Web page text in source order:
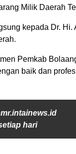
Milik Daerah
kepada Dr. Hi.
Pemkab
baik dan
hari